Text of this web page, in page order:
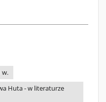
w.
Huta - w literaturze